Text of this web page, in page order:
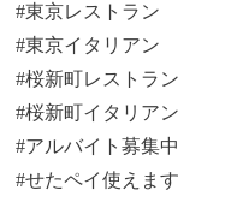
#東京レストラン
#東京イタリアン
#桜新町レストラン
#桜新町イタリアン
#アルバイト募集中
#せたペイ使えます